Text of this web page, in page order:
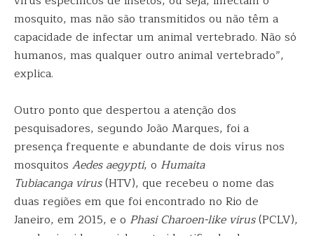
mosquito, mas não são transmitidos ou não têm a
capacidade de infectar um animal vertebrado. Não só
humanos, mas qualquer outro animal vertebrado”,
explica.
Outro ponto que despertou a atenção dos
pesquisadores, segundo João Marques, foi a
presença frequente e abundante de dois vírus nos
mosquitos Aedes aegypti, o Humaita
Tubiacanga virus(HTV), que recebeu o nome das
duas regiões em que foi encontrado no Rio de
Janeiro, em 2015, e o Phasi Charoen-like virus(PCLV),